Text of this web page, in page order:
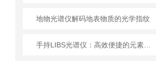
地物光谱仪解码地表物质的光学指纹